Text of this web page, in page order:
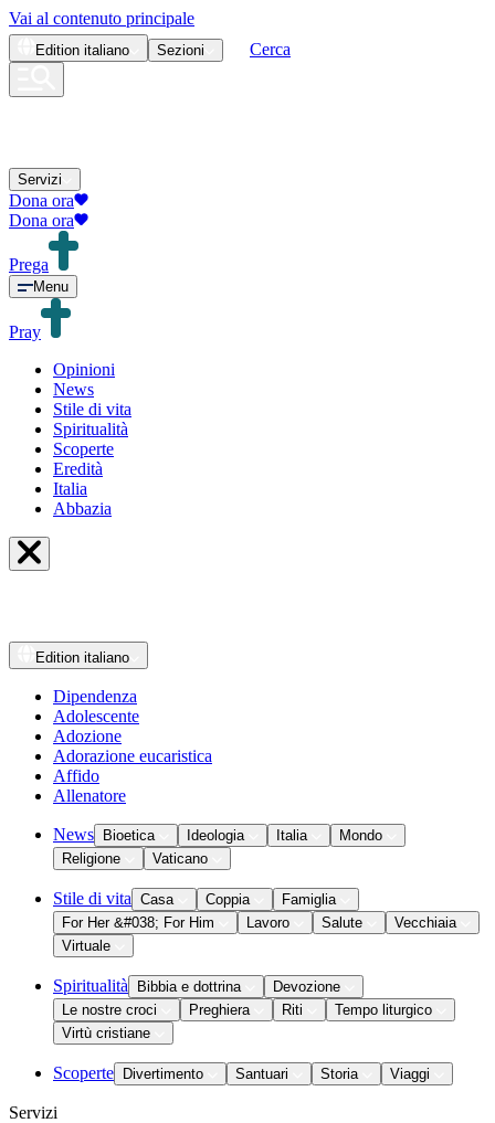
Vai al contenuto principale
Edition italiano Sezioni Cerca
Servizi
Dona ora
Dona ora
Prega
Menu
Pray
Opinioni
News
Stile di vita
Spiritualità
Scoperte
Eredità
Italia
Abbazia
Edition italiano
Dipendenza
Adolescente
Adozione
Adorazione eucaristica
Affido
Allenatore
News Bioetica Ideologia Italia
Mondo
Religione
Vaticano
Stile di vita Casa Coppia
Famiglia
For Her &#038; For Him
Lavoro Salute
Vecchiaia
Virtuale
Spiritualità Bibbia e dottrina
Devozione
Le nostre croci
Preghiera Riti
Tempo liturgico
Virtù cristiane
Scoperte Divertimento Santuari Storia Viaggi
Servizi